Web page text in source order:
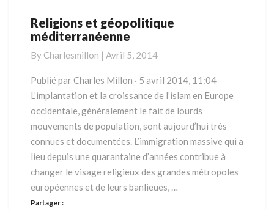
Religions
et
méditerranéenne
Religions et géopolitique
méditerranéenne
By Charlesmillon | Avril 5, 2014
Publié par Charles Millon · 5 avril 2014, 11:04
L’implantation et la croissance de l’islam en Europe
occidentale, généralement le fait de lourds
mouvements de population, sont aujourd’hui très
connues et documentées. L’immigration massive qui a
lieu depuis une quarantaine d’années contribue à
changer le visage religieux des grandes métropoles
européennes et de leurs banlieues, …
Partager :